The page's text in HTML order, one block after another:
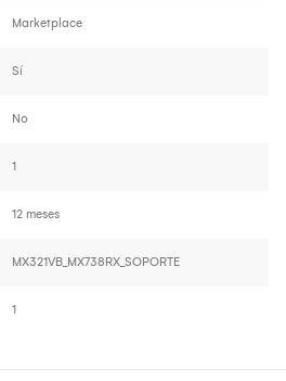
Marketplace
Sí
No
1
12 meses
MX321VB_MX738RX_SOPORTE
1